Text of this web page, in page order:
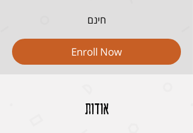
אודות
חינם
Enroll Now